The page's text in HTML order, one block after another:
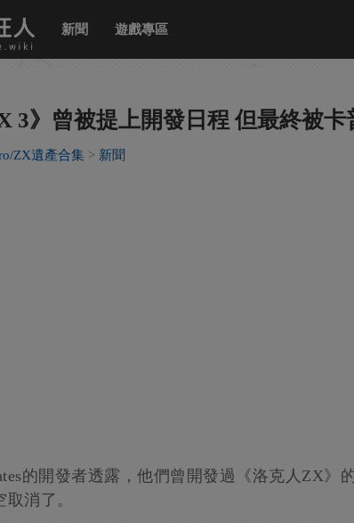
新聞 遊戲專區
3》曾被提上開發日程 但最終被卡
ZX遺產合集 新聞
的開發者透露，他們曾開發過《洛克人ZX》
消了。